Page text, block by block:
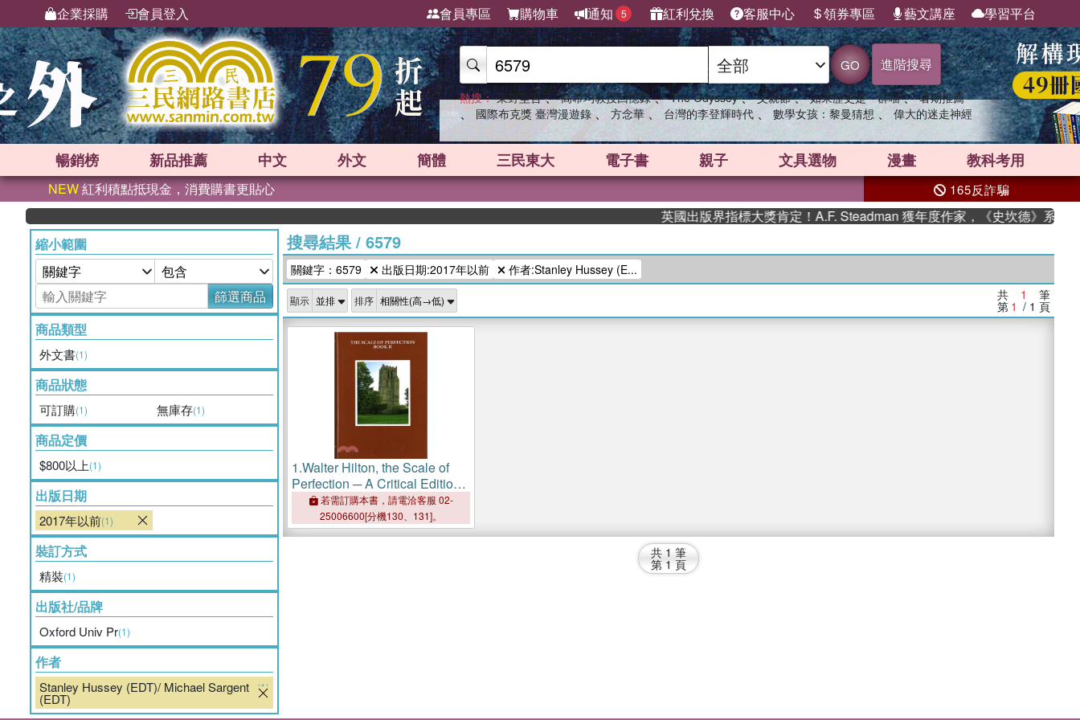
企業採購 會員登入 會員專區 購物車 通知 5 紅利兌換 客服中心 領券專區 藝文講座 學習平台
GO 進階搜尋
熱搜： 東野圭吾 、 高希均教授回憶錄 、 The Odyssey 、 父親節 、 如果歷史是一群喵 、 暑期推薦
、 國際布克獎 臺灣漫遊錄 、 方念華 、 台灣的李登輝時代 、 數學女孩：黎曼猜想 、 偉大的迷走神經
暢銷榜 新品推薦 中文 外文 簡體 三民東大 電子書 親子 文具選物 漫畫 教科考用
NEW紅利積點抵現金，消費購書更貼心 165反詐騙
英國出版界指標大獎肯定！A.F. Steadman 獲年度作家，《史坎德》系列帶
縮小範圍
篩選商品
商品類型
外文書(1)
商品狀態
可訂購(1) 無庫存(1)
商品定價
$800以上(1)
出版日期
2017年以前(1)
裝訂方式
精裝(1)
出版社/品牌
Oxford Univ Pr(1)
作者
Stanley Hussey (EDT)/ Michael Sargent
(EDT)
(1)
搜尋結果/ 6579
關鍵字：6579 出版日期:2017年以前 作者:Stanley Hussey (E...
顯示 排序 共 1 筆
第 1 / 1 頁
1.Walter Hilton, the Scale of
Perfection ─ A Critical Edition
Based on British Library Mss
Harley 6573 and6579
若需訂購本書，請電洽客服 02-
25006600[分機130、131]。
共 1 筆
第 1 頁